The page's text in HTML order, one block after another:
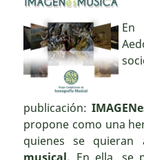
En
publicación:
propone como una
quienes se quieran